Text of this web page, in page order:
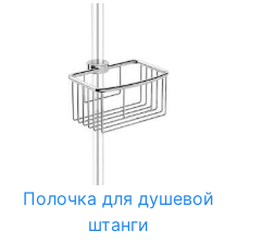
Полочка для душевой
штанги